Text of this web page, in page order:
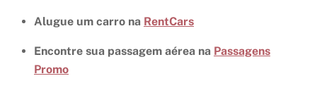
Alugue um carro na RentCars
Encontre sua passagem aérea na Passagens
Promo